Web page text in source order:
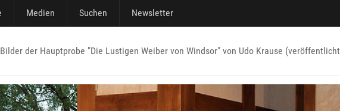
Medien Suchen Newsletter
Bilder der Hauptprobe "Die Lustigen Weiber von Windsor" von Udo Krause (veröffentlicht